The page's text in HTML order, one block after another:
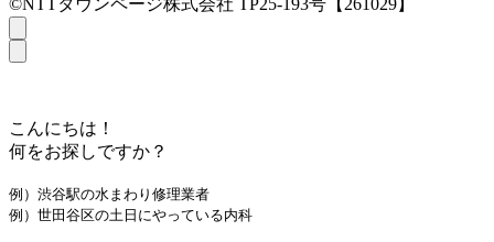
こんにちは！
何をお探しですか？
例）渋谷駅の水まわり修理業者
例）世田谷区の土日にやっている内科